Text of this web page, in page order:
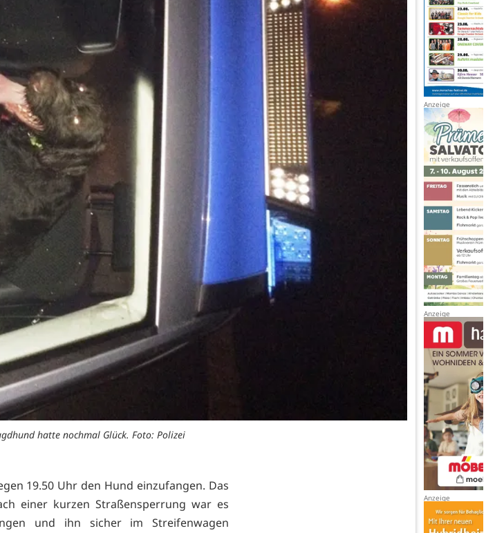
hatte nochmal Glück. Foto: Polizei
19.50 Uhr den Hund einzufangen. Das
einer kurzen Straßensperrung war es
und ihn sicher im Streifenwagen